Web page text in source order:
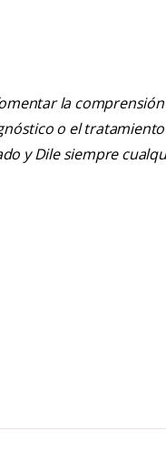
la
o el
y Dile siempre